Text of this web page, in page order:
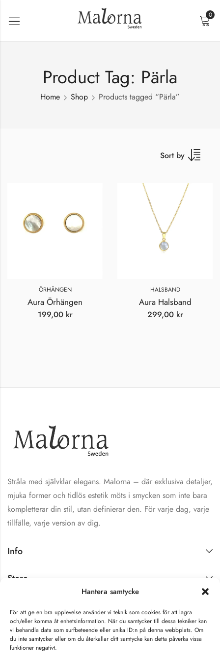
Hantera samtycke
För att ge en bra upplevelse använder vi teknik som cookies för att lagra
och/eller komma åt enhetsinformation. När du samtycker till dessa tekniker kan
vi behandla data som surfbeteende eller unika ID:n på denna webbplats. Om
du inte samtycker eller om du återkallar ditt samtycke kan detta påverka vissa
funktioner negativt.
0
Product Tag: Pärla
Home Shop Products tagged “Pärla”
Sort by
ÖRHÄNGEN
Aura Örhängen
199,00 kr
HALSBAND
Aura Halsband
299,00 kr
Stråla med självklar elegans. Malorna – där exklusiva detaljer,
mjuka former och tidlös estetik möts i smycken som inte bara
kompletterar din stil, utan definierar den. För varje dag, varje
tillfälle, varje version av dig.
Info
Store